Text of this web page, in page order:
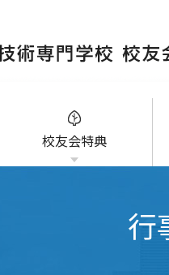
校友会特典
行